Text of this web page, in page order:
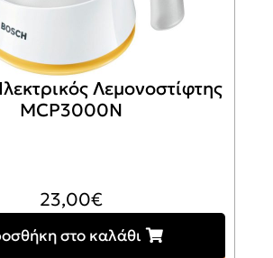
Λεμονοστίφτης
MCP3000N
23,00€
στο καλάθι